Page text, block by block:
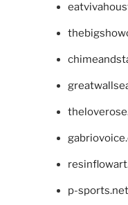
p-sports.net